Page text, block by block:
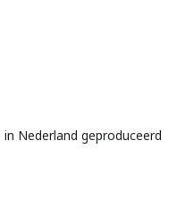
Nederland geproduceerd